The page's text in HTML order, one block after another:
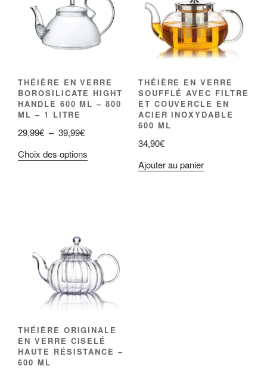
THÉIÈRE EN VERRE
BOROSILICATE HIGHT
HANDLE 600 ML – 800
ML – 1 LITRE
29,99€ – 39,99€Plage
prix :
Choix des options
peuvent
être
choisies
sur
page
du
produit
THÉIÈRE EN VERRE
SOUFFLÉ AVEC FILTRE
ET COUVERCLE EN
ACIER INOXYDABLE
600 ML
34,90€
Ajouter au panier
THÉIÈRE ORIGINALE
EN VERRE CISELÉ
HAUTE RÉSISTANCE –
600 ML